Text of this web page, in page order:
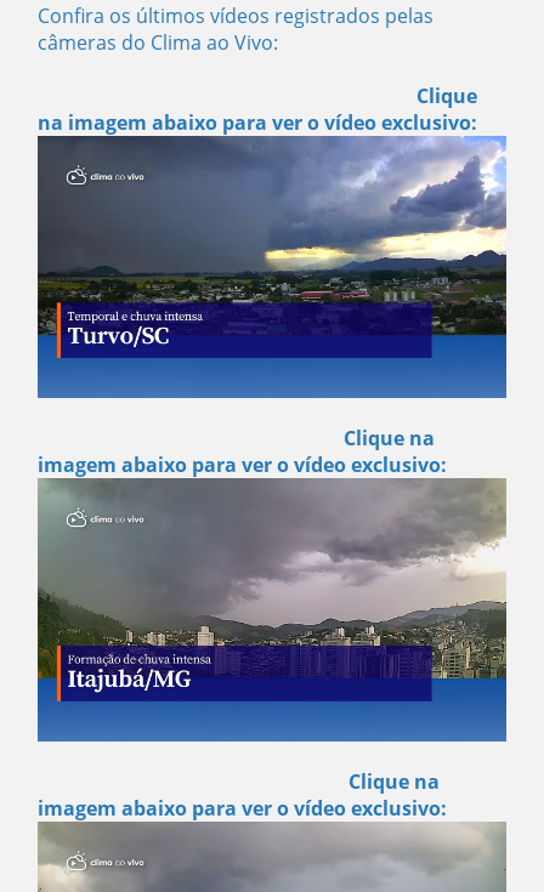
Confira os últimos vídeos registrados pelas
câmeras do Clima ao Vivo:
Clique
na imagem abaixo para ver o vídeo exclusivo:
Clique na
imagem abaixo para ver o vídeo exclusivo:
Clique na
imagem abaixo para ver o vídeo exclusivo: